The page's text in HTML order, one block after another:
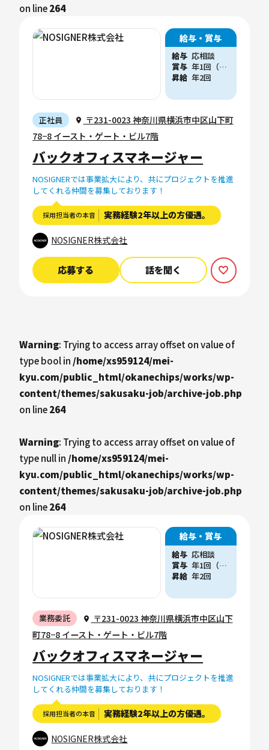
on line264
給与・賞与
給与 応相談
賞与
年1回（他、会社業績に応じた賞与支給実績あり）
昇給 年2回
正社員
〒231-0023 神奈川県横浜市中区山下町
78−8 イースト・ゲート・ビル7階
バックオフィスマネージャー
NOSIGNERでは事業拡大により、共にプロジェクトを推進
してくれる仲間を募集しております！
採用担当者の本音 実務経験2年以上の方優遇。
NOSIGNER株式会社
応募する 話を聞く
Warning: Trying to access array offset on value of
type bool in /home/xs959124/mei-
kyu.com/public_html/okanechips/works/wp-
content/themes/sakusaku-job/archive-job.php
on line264
Warning: Trying to access array offset on value of
type null in /home/xs959124/mei-
kyu.com/public_html/okanechips/works/wp-
content/themes/sakusaku-job/archive-job.php
on line264
給与・賞与
給与 応相談
賞与
年1回（他、会社業績に応じた賞与支給実績あり）
昇給 年2回
業務委託
〒231-0023 神奈川県横浜市中区山下
町78−8 イースト・ゲート・ビル7階
バックオフィスマネージャー
NOSIGNERでは事業拡大により、共にプロジェクトを推進
してくれる仲間を募集しております！
採用担当者の本音 実務経験2年以上の方優遇。
NOSIGNER株式会社